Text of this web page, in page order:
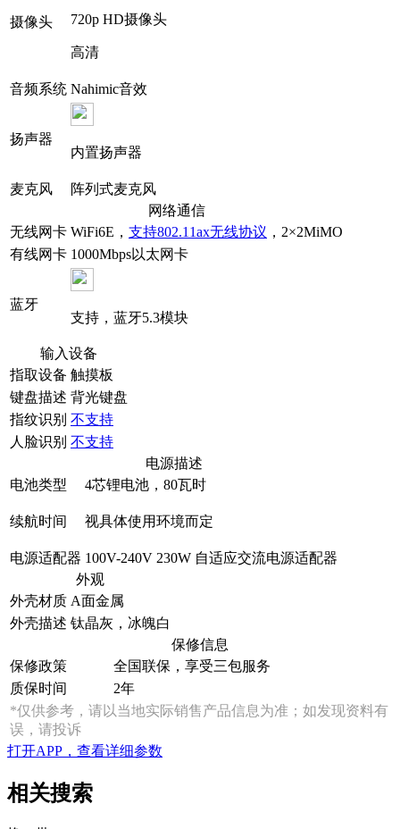
摄像头 720p HD摄像头
高清
音频系统 Nahimic音效
扬声器
内置扬声器
麦克风
阵列式麦克风
网络通信
无线网卡 WiFi6E， 支持802.11ax无线协议 ，2×2MiMO
有线网卡 1000Mbps以太网卡
蓝牙
支持，蓝牙5.3模块
输入设备
指取设备 触摸板
键盘描述 背光键盘
指纹识别 不支持
人脸识别 不支持
电源描述
电池类型
4芯锂电池，80瓦时
续航时间 视具体使用环境而定
电源适配器 100V-240V 230W 自适应交流电源适配器
外观
外壳材质 A面金属
外壳描述 钛晶灰，冰魄白
保修信息
保修政策
全国联保，享受三包服务
质保时间
2年
*仅供参考，请以当地实际销售产品信息为准；如发现资料有
误，请投诉
打开APP，查看详细参数
相关搜索